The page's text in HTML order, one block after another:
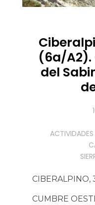
(6a/A2).
del
CIBERALPINO,
CUMBRE